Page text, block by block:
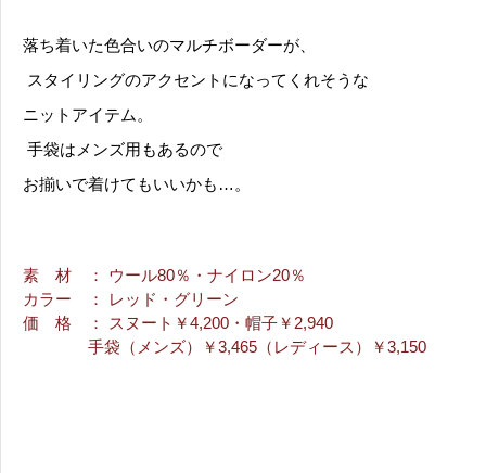
落ち着いた色合いのマルチボーダーが、
スタイリングのアクセントになってくれそうな
ニットアイテム。
手袋はメンズ用もあるので
お揃いで着けてもいいかも…。
素 材
： ウール80％・ナイロン20％
カラー
： レッド・グリーン
価 格
： スヌート￥4,200・帽子￥2,940
手袋（メンズ）￥3,465（レディース）￥3,150